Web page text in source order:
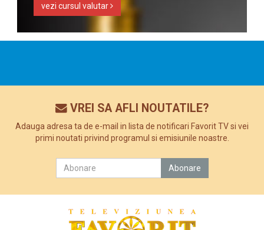
vezi cursul valutar
VREI SA AFLI NOUTATILE?
Adauga adresa ta de e-mail in lista de notificari Favorit TV si vei
primi noutati privind programul si emisiunile noastre.